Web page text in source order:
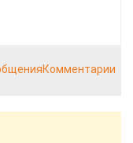
Комментарии